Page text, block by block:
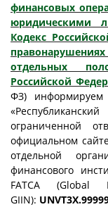
финансовых
юридическими
Кодекс
отдельных
Российской
ФЗ)
ограниченной
официальном
отдельной
финансового
FATCA (Global
GIIN):